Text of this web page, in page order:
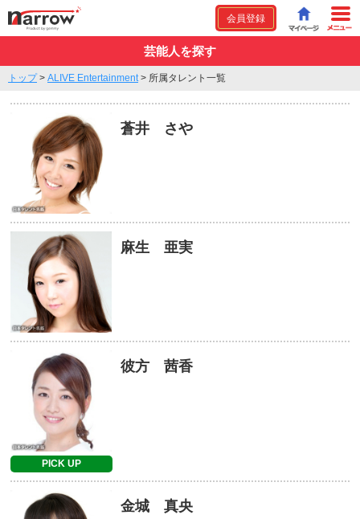
会員登録
芸能人を探す
トップ> ALIVE Entertainment> 所属タレント一覧
蒼井 さや
麻生 亜実
PICK UP
彼方 茜香
金城 真央